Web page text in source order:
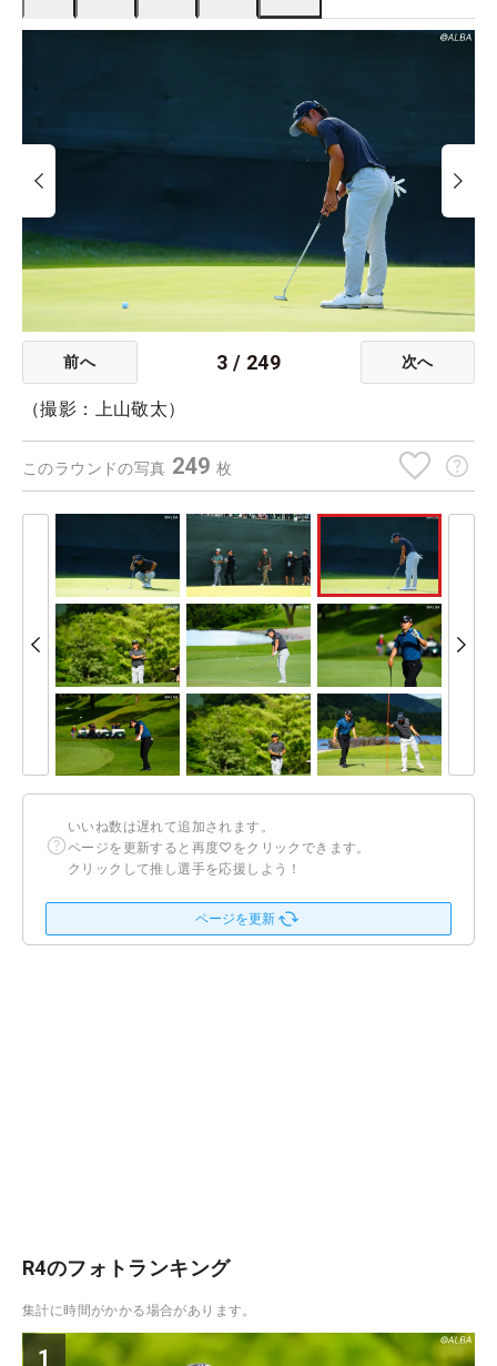
前へ 3 / 249 次へ
（撮影：上山敬太）
このラウンドの写真 249 枚
いいね数は遅れて追加されます。
ページを更新すると再度♡をクリックできます。
クリックして推し選手を応援しよう！
ページを更新
R4のフォトランキング
集計に時間がかかる場合があります。
1